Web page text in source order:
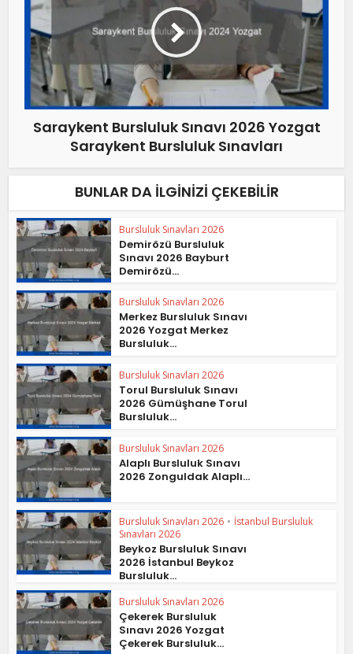
Saraykent Bursluluk Sınavı 2026 Yozgat
Saraykent Bursluluk Sınavları
BUNLAR DA İLGINIZI ÇEKEBILIR
Bursluluk Sınavları 2026
Demirözü Bursluluk
Sınavı 2026 Bayburt
Demirözü...
Bursluluk Sınavları 2026
Merkez Bursluluk Sınavı
2026 Yozgat Merkez
Bursluluk...
Bursluluk Sınavları 2026
Torul Bursluluk Sınavı
2026 Gümüşhane Torul
Bursluluk...
Bursluluk Sınavları 2026
Alaplı Bursluluk Sınavı
2026 Zonguldak Alaplı...
Bursluluk Sınavları 2026 • İstanbul Bursluluk
Sınavları 2026
Beykoz Bursluluk Sınavı
2026 İstanbul Beykoz
Bursluluk...
Bursluluk Sınavları 2026
Çekerek Bursluluk
Sınavı 2026 Yozgat
Çekerek Bursluluk...